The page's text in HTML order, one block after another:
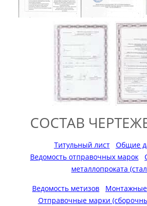
СОСТАВ
Титульный лист
Общие
Ведомость отправочных марок
металлопроката
Ведомость метизов
Отправочные марки